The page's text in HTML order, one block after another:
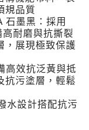
規品質
石墨黑：採用
耐磨與抗撕裂
，展現極致保護
高效抗泛黃與抵
抗污塗層，輕鬆
水設計搭配抗污